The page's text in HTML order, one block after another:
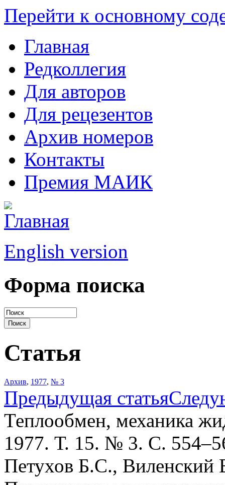
Перейти к основному
Главная
Редколлегия
Для авторов
Для рецезентов
Архив номеров
Контакты
Премия МАИК
English version
Форма поиска
Статья
Архив, 1977, № 3
Предыдущая статья
Теплообмен, механика
1977. Т. 15. № 3. С.
Петухов Б.С.,